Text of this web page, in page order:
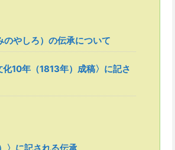
やしろ）の伝承について
10年（1813年）成稿〉に記さ
〉に記される伝承